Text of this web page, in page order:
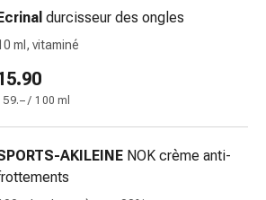
durcisseur des ongles
ml, vitaminé
/ 100 ml
AKILEINE NOK crème anti-